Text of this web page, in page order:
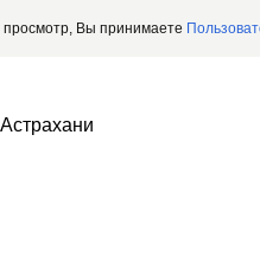
Вы принимаете